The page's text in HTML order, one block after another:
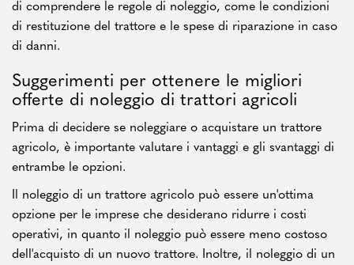
di comprendere le regole di noleggio, come le condizioni
di restituzione del trattore e le spese di riparazione in caso
di danni.
Suggerimenti per ottenere le migliori
offerte di noleggio di trattori agricoli
Prima di decidere se noleggiare o acquistare un trattore
agricolo, è importante valutare i vantaggi e gli svantaggi di
entrambe le opzioni.
Il noleggio di un trattore agricolo può essere un'ottima
opzione per le imprese che desiderano ridurre i costi
operativi, in quanto il noleggio può essere meno costoso
dell'acquisto di un nuovo trattore. Inoltre, il noleggio di un